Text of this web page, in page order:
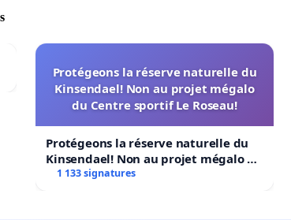
Protégeons la réserve naturelle du
Kinsendael! Non au projet mégalo
du Centre sportif Le Roseau!
Protégeons la réserve naturelle du
Kinsendael! Non au projet mégalo du
Centre sportif Le Roseau!
1 133 signatures